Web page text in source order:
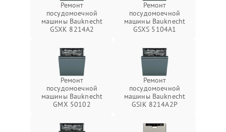
Ремонт
посудомоечной
машины Bauknecht
GSXK 8214A2
Ремонт
посудомоечной
машины Bauknecht
GSXS 5104A1
Ремонт
посудомоечной
машины Bauknecht
GMX 50102
Ремонт
посудомоечной
машины Bauknecht
GSIK 8214A2P